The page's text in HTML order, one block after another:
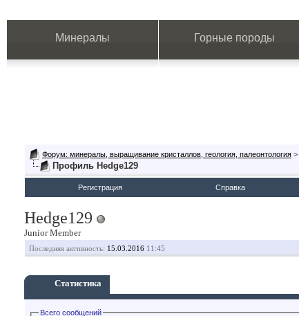
Минералы Горные породы
Форум: минералы, выращивание кристаллов, геология, палеонтология >
Профиль Hedge129
Регистрация Справка
Hedge129
Junior Member
Последняя активность: 15.03.2016 11:45
Статистика
Всего сообщений